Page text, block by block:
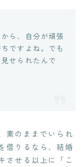
ら、自分が頑張
ですよね。でも
せられたんで
素のままでいられ
借りるなら、結婚
させる以上に「こ